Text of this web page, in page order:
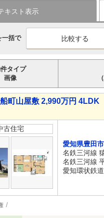
キスト表示
一括で
タイプ
画像
町山屋敷 2,990万円 4LDK
古住宅
愛知県豊田
名鉄三河線
名鉄三河線
愛知環状鉄